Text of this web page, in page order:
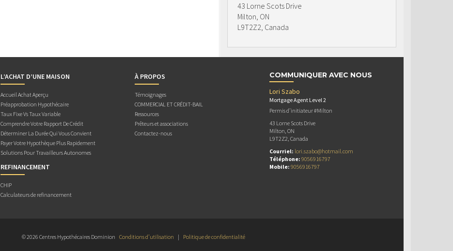
43 Lorne Scots Drive
Milton, ON
L9T2Z2, Canada
L’ACHAT D’UNE MAISON
Accueil Achat Aperçu
Préapprobation Hypothécaire
Taux Fixe Vs Taux Variable
Comprendre Votre Rapport De Crédit
Déterminer La Durée Qui Vous Convient
Payer Votre Hypothèque Plus Rapidement
Solutions Pour Travailleurs Autonomes
REFINANCEMENT
CHIP
Calculateurs de refinancement
À PROPOS
Témoignages
COMMERCIAL ET CRÉDIT-BAIL
Ressources
Prêteurs et associations
Contactez-nous
COMMUNIQUER AVEC NOUS
Lori Szabo
Mortgage Agent Level 2
Permis d’initiateur #Milton
43 Lorne Scots Drive
Milton, ON
L9T2Z2, Canada
Courriel: lori.szabo@hotmail.com
Téléphone: 9056916797
Mobile: 9056916797
© 2026 Centres Hypothécaires Dominion Conditions d’utilisation | Politique de confidentialité